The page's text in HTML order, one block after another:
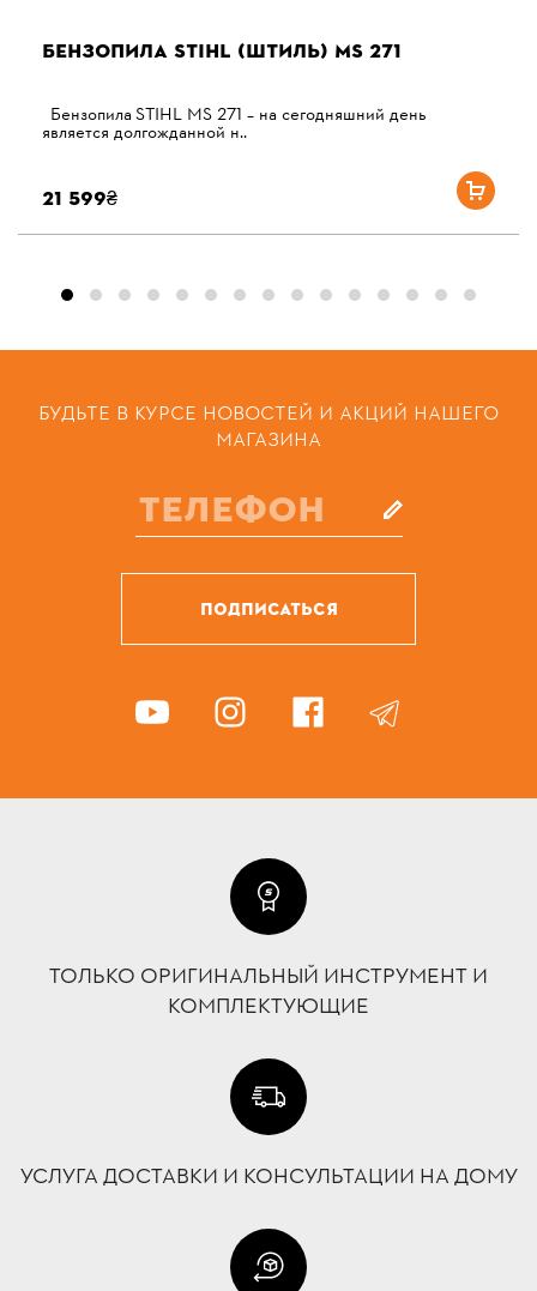
БЕНЗОПИЛА STIHL (ШТИЛЬ) MS 271
Бензопила STIHL MS 271 – на сегодняшний день
является долгожданной н..
21 599₴
БУДЬТЕ В КУРСЕ НОВОСТЕЙ И АКЦИЙ НАШЕГО
МАГАЗИНА
ПОДПИСАТЬСЯ
ТОЛЬКО ОРИГИНАЛЬНЫЙ ИНСТРУМЕНТ И
КОМПЛЕКТУЮЩИЕ
УСЛУГА ДОСТАВКИ И КОНСУЛЬТАЦИИ НА ДОМУ